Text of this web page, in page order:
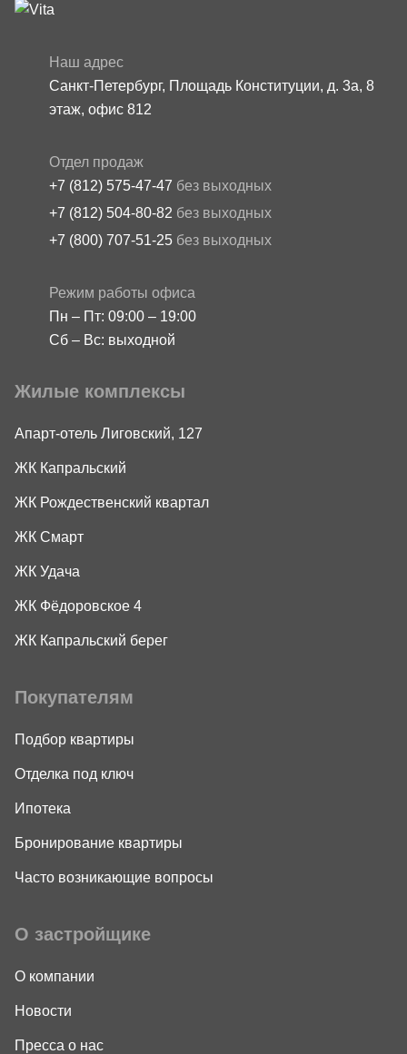
Наш адрес
Санкт-Петербург, Площадь Конституции, д. 3а, 8
этаж, офис 812
Отдел продаж
+7 (812) 575-47-47 без выходных
+7 (812) 504-80-82 без выходных
+7 (800) 707-51-25 без выходных
Режим работы офиса
Пн – Пт: 09:00 – 19:00
Сб – Вс: выходной
Жилые комплексы
Апарт-отель Лиговский, 127
ЖК Капральский
ЖК Рождественский квартал
ЖК Смарт
ЖК Удача
ЖК Фёдоровское 4
ЖК Капральский берег
Покупателям
Подбор квартиры
Отделка под ключ
Ипотека
Бронирование квартиры
Часто возникающие вопросы
О застройщике
О компании
Новости
Пресса о нас